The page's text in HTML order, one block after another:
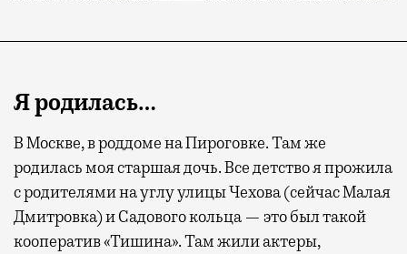
Я родилась…
В Москве, в роддоме на Пироговке. Там же
родилась моя старшая дочь. Все детство я прожила
с родителями на углу улицы Чехова (сейчас Малая
Дмитровка) и Садового кольца — это был такой
кооператив «Тишина». Там жили актеры,